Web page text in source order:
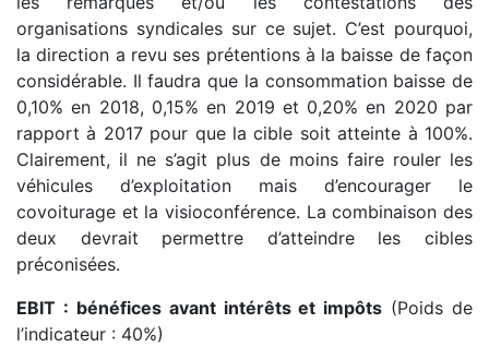
organisations syndicales sur ce sujet. C’est pourquoi,
la direction a revu ses prétentions à la baisse de façon
considérable. Il faudra que la consommation baisse de
0,10% en 2018, 0,15% en 2019 et 0,20% en 2020 par
rapport à 2017 pour que la cible soit atteinte à 100%.
Clairement, il ne s’agit plus de moins faire rouler les
véhicules d’exploitation mais d’encourager le
covoiturage et la visioconférence. La combinaison des
deux devrait permettre d’atteindre les cibles
préconisées.
EBIT : bénéfices avant intérêts et impôts (Poids de
l’indicateur : 40%)